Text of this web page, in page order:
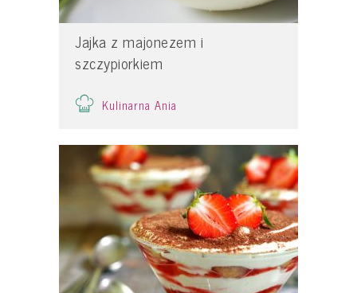
Jajka z majonezem i
szczypiorkiem
Kulinarna Ania